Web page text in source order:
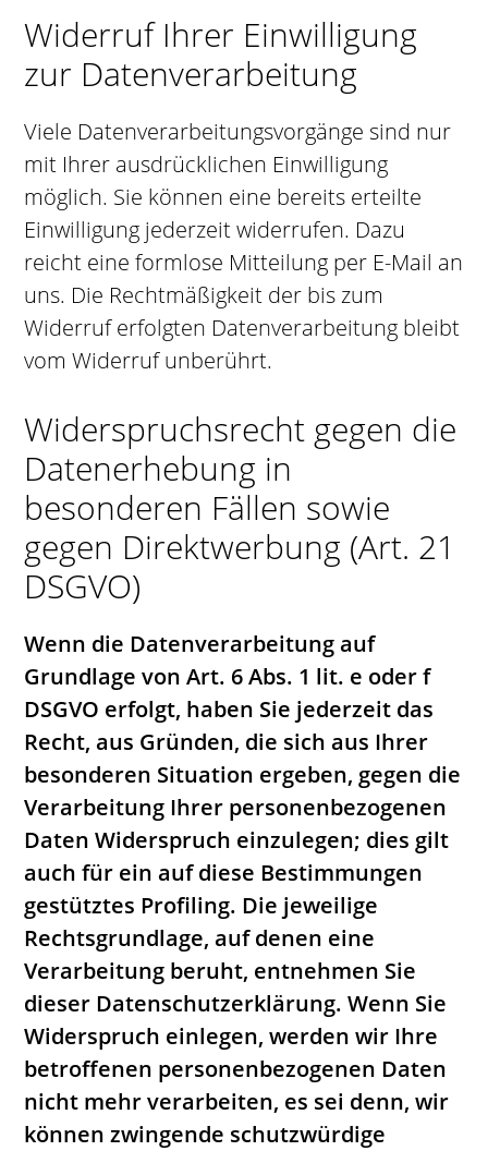
Widerruf Ihrer Einwilligung
zur Datenverarbeitung
Viele Datenverarbeitungsvorgänge sind nur
mit Ihrer ausdrücklichen Einwilligung
möglich. Sie können eine bereits erteilte
Einwilligung jederzeit widerrufen. Dazu
reicht eine formlose Mitteilung per E-Mail an
uns. Die Rechtmäßigkeit der bis zum
Widerruf erfolgten Datenverarbeitung bleibt
vom Widerruf unberührt.
Widerspruchsrecht gegen die
Datenerhebung in
besonderen Fällen sowie
gegen Direktwerbung (Art. 21
DSGVO)
Wenn die Datenverarbeitung auf
Grundlage von Art. 6 Abs. 1 lit. e oder f
DSGVO erfolgt, haben Sie jederzeit das
Recht, aus Gründen, die sich aus Ihrer
besonderen Situation ergeben, gegen die
Verarbeitung Ihrer personenbezogenen
Daten Widerspruch einzulegen; dies gilt
auch für ein auf diese Bestimmungen
gestütztes Profiling. Die jeweilige
Rechtsgrundlage, auf denen eine
Verarbeitung beruht, entnehmen Sie
dieser Datenschutzerklärung. Wenn Sie
Widerspruch einlegen, werden wir Ihre
betroffenen personenbezogenen Daten
nicht mehr verarbeiten, es sei denn, wir
können zwingende schutzwürdige